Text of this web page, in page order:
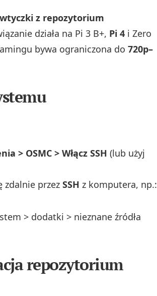
z repozytorium
działa na Pi 3 B+, Pi 4 i Zero
bywa ograniczona do 720p–
> OSMC > Włącz SSH (lub użyj
zdalnie przez SSH z komputera, np.:
> dodatki > nieznane źródła
repozytorium